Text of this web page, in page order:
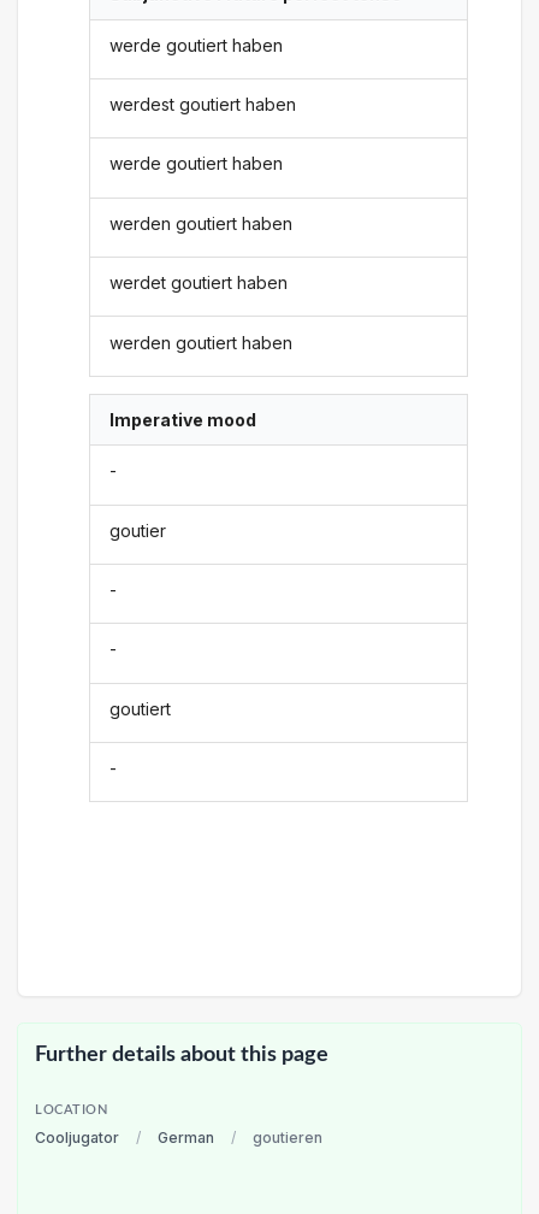
werde goutiert haben
werdest goutiert haben
werde goutiert haben
werden goutiert haben
werdet goutiert haben
werden goutiert haben
Imperative mood
-
goutier
-
-
goutiert
-
Further details about this page
LOCATION
Cooljugator / German / goutieren